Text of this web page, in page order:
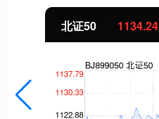
北证50 1134.24